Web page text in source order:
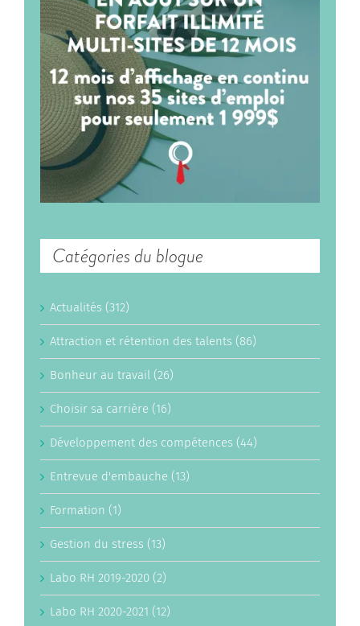
Catégories du blogue
Actualités (312)
Attraction et rétention des talents (86)
Bonheur au travail (26)
Choisir sa carrière (16)
Développement des compétences (44)
Entrevue d'embauche (13)
Formation (1)
Gestion du stress (13)
Labo RH 2019-2020 (2)
Labo RH 2020-2021 (12)